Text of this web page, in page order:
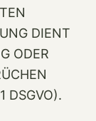
DIENT
ODER
DSGVO).